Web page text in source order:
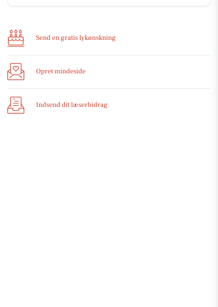
Send en gratis lykønskning
Opret mindeside
Indsend dit læserbidrag